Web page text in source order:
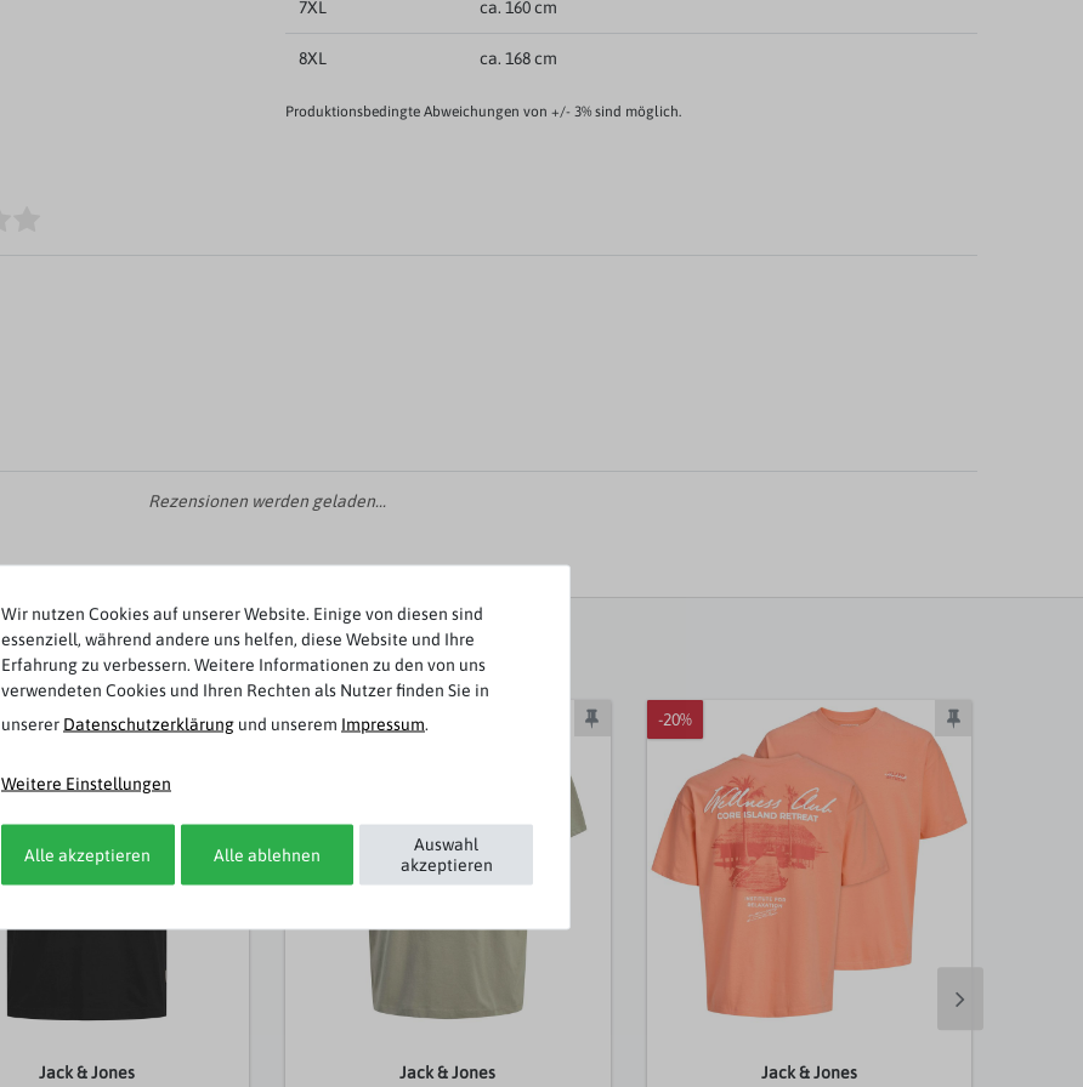
7XL ca. 160 cm
8XL ca. 168 cm
Produktionsbedingte Abweichungen von +/- 3% sind möglich.
Rezensionen werden geladen...
Weitere Artikel von Jack & Jones
Jack & Jones
-20%
Jack & Jones
-20%
Jack & Jones
Wir nutzen Cookies auf unserer Website. Einige von diesen sind
essenziell, während andere uns helfen, diese Website und Ihre
Erfahrung zu verbessern. Weitere Informationen zu den von uns
verwendeten Cookies und Ihren Rechten als Nutzer finden Sie in
unserer Daten­schutz­erklärung und unserem Impressum.
Weitere Einstellungen
Alle akzeptieren Alle ablehnen
Auswahl
akzeptieren